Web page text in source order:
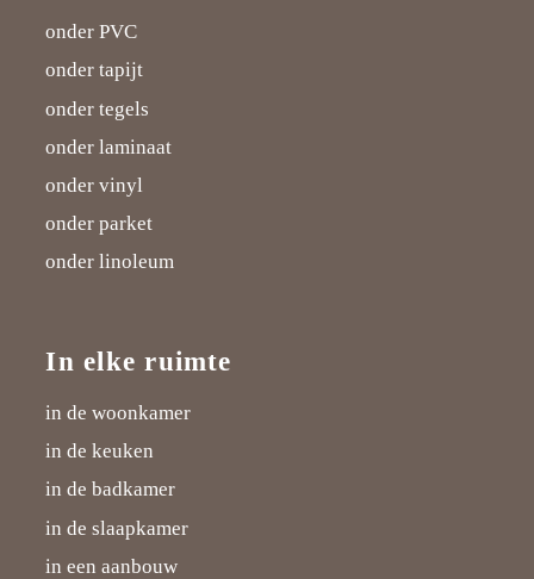
onder PVC
onder tapijt
onder tegels
onder laminaat
onder vinyl
onder parket
onder linoleum
In elke ruimte
in de woonkamer
in de keuken
in de badkamer
in de slaapkamer
in een aanbouw